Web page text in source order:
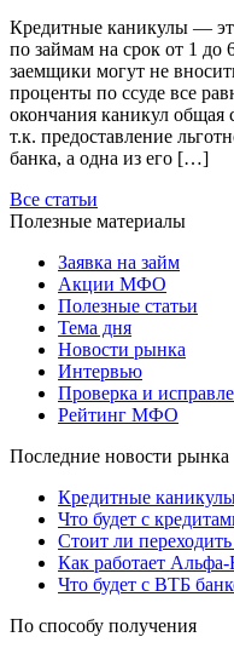
Кредитные каникулы —
по займам на срок от 1 до
заемщики могут не
проценты по ссуде все
окончания каникул общая
т.к. предоставление
банка, а одна из его […]
Все статьи
Полезные материалы
Заявка на займ
Акции МФО
Полезные статьи
Тема дня
Новости рынка
Интервью
Проверка и
Рейтинг МФО
Последние новости рынка
Кредитные
Что будет с
Стоит ли
Как работает
Что будет с ВТБ
По способу получения